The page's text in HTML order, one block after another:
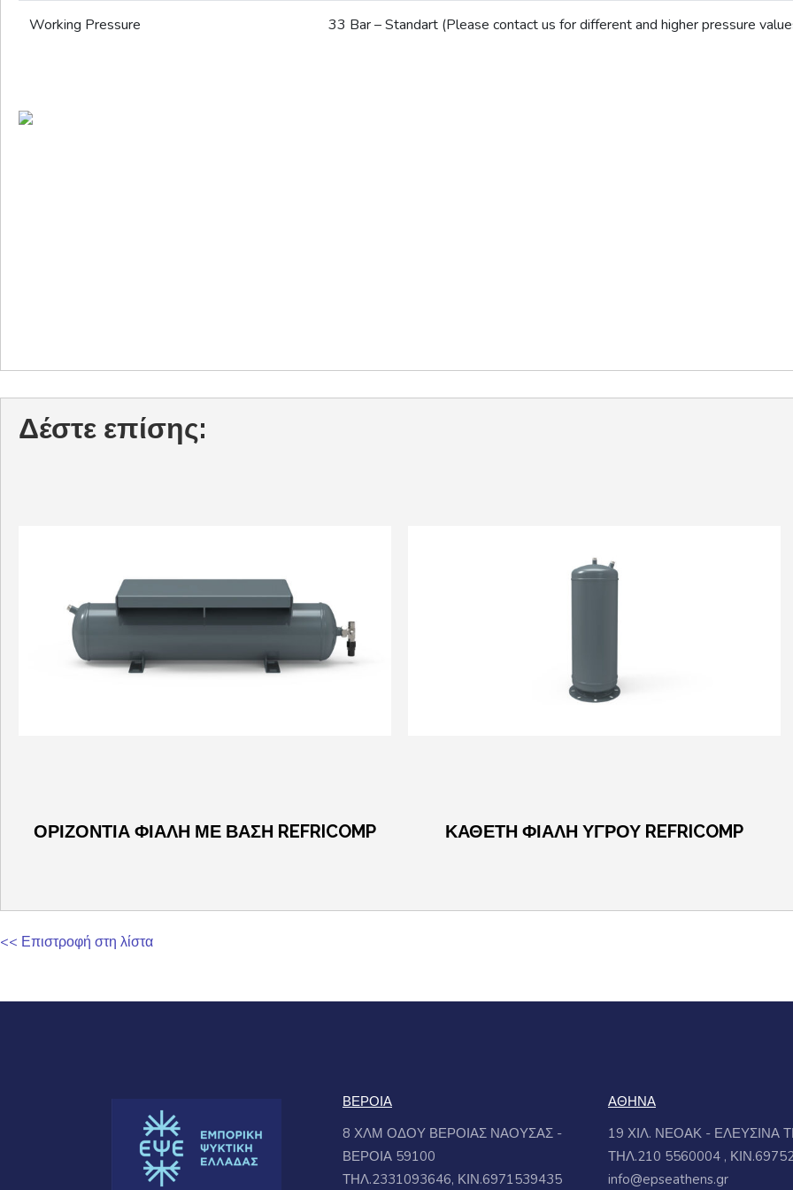
Working Pressure 33 Bar – Standart (Please contact us for different and higher pressure
Δέστε επίσης:
ΟΡΙΖΟΝΤΙΑ ΦΙΑΛΗ ΜΕ ΒΑΣΗ REFRICOMP ΚΑΘΕΤΗ ΦΙΑΛΗ ΥΓΡΟΥ REFRICOMP
<< Επιστροφή στη λίστα
ΒΕΡΟΙΑ
8 ΧΛΜ ΟΔΟΥ ΒΕΡΟΙΑΣ ΝΑΟΥΣΑΣ -
ΒΕΡΟΙΑ 59100
ΤΗΛ.2331093646, ΚΙΝ.6971539435
ΑΘΗΝΑ
19 ΧΙΛ. ΝΕΟΑΚ - ΕΛΕΥΣΙΝΑ
ΤΗΛ.210 5560004 ,
info@epseathens.gr